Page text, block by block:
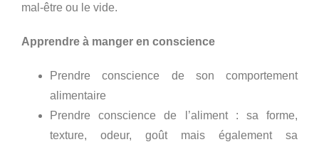
mal-être ou le vide.
Apprendre à manger en conscience
Prendre conscience de son comportement
alimentaire
Prendre conscience de l’aliment : sa forme,
texture, odeur, goût mais également sa